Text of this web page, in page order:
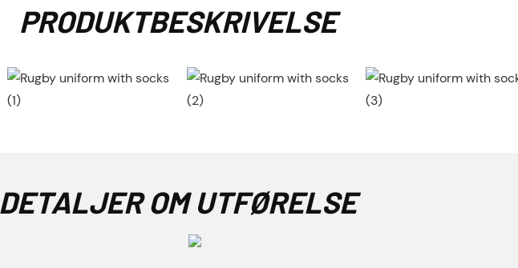
PRODUKTBESKRIVELSE
DETALJER OM UTFØRELSE